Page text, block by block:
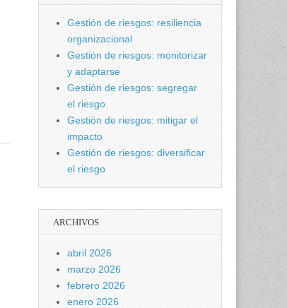
Gestión de riesgos: resiliencia
organizacional
Gestión de riesgos: monitorizar
y adaptarse
Gestión de riesgos: segregar
el riesgo.
Gestión de riesgos: mitigar el
impacto
Gestión de riesgos: diversificar
el riesgo
ARCHIVOS
abril 2026
marzo 2026
febrero 2026
enero 2026